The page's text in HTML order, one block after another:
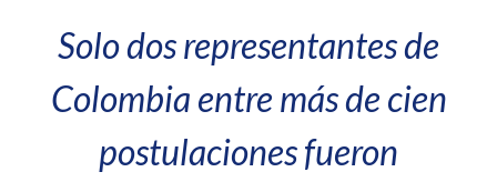
Solo dos representantes de
Colombia entre más de cien
postulaciones fueron